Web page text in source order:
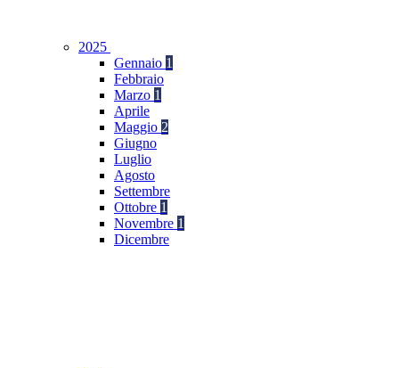
2025
Gennaio 1
Febbraio
Marzo 1
Aprile
Maggio 2
Giugno
Luglio
Agosto
Settembre
Ottobre 1
Novembre 1
Dicembre